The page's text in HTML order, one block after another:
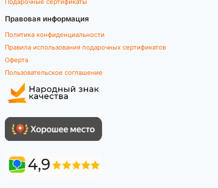
Правовая информация
Политика конфиденциальности
Правила использования подарочных сертификатов
Оферта
Пользовательское соглашение